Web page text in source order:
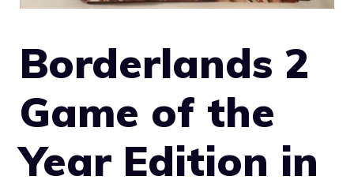
Borderlands 2
Game of the
Year Edition in